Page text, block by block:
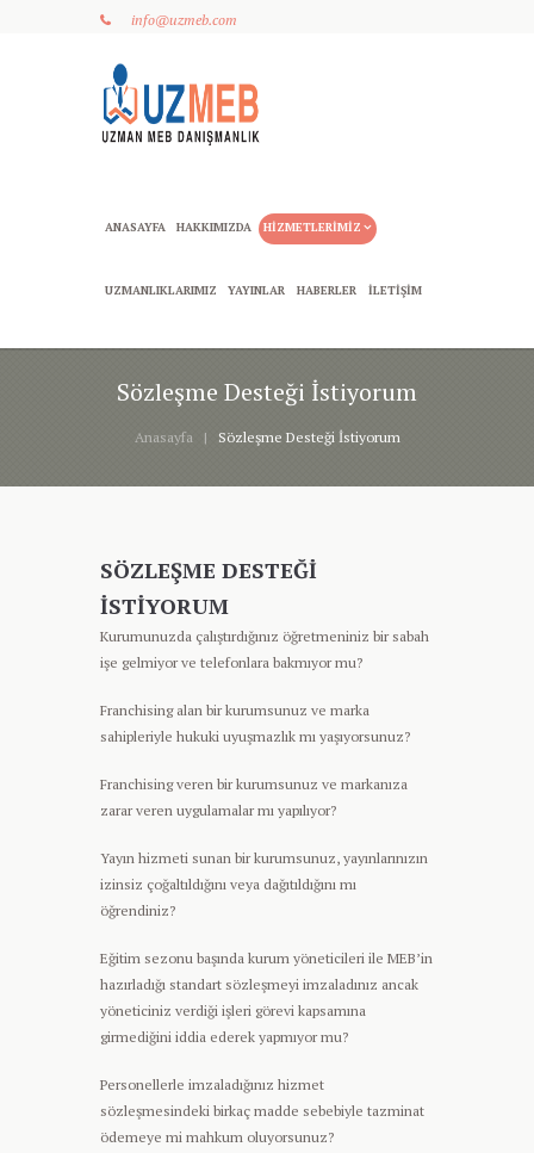
info@uzmeb.com
ANASAYFA HAKKIMIZDA HIZMETLERIMIZ
UZMANLIKLARIMIZ YAYINLAR HABERLER İLETIŞIM
Sözleşme Desteği İstiyorum
Anasayfa Sözleşme Desteği İstiyorum
SÖZLEŞME DESTEĞI
İSTIYORUM
Kurumunuzda çalıştırdığınız öğretmeniniz bir sabah
işe gelmiyor ve telefonlara bakmıyor mu?
Franchising alan bir kurumsunuz ve marka
sahipleriyle hukuki uyuşmazlık mı yaşıyorsunuz?
Franchising veren bir kurumsunuz ve markanıza
zarar veren uygulamalar mı yapılıyor?
Yayın hizmeti sunan bir kurumsunuz, yayınlarınızın
izinsiz çoğaltıldığını veya dağıtıldığını mı
öğrendiniz?
Eğitim sezonu başında kurum yöneticileri ile MEB’in
hazırladığı standart sözleşmeyi imzaladınız ancak
yöneticiniz verdiği işleri görevi kapsamına
girmediğini iddia ederek yapmıyor mu?
Personellerle imzaladığınız hizmet
sözleşmesindeki birkaç madde sebebiyle tazminat
ödemeye mi mahkum oluyorsunuz?